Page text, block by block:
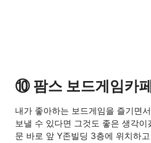
⑩ 팜스 보드게임카페
내가 좋아하는 보드게임을 즐기면
보낼 수 있다면 그것도 좋은 생각이
문 바로 앞 Y존빌딩 3층에 위치하